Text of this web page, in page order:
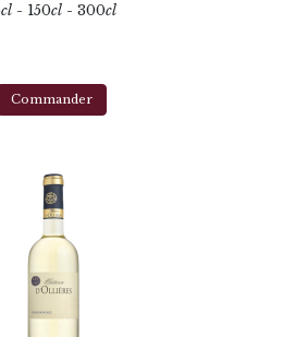
cl - 150cl - 300cl
Commander